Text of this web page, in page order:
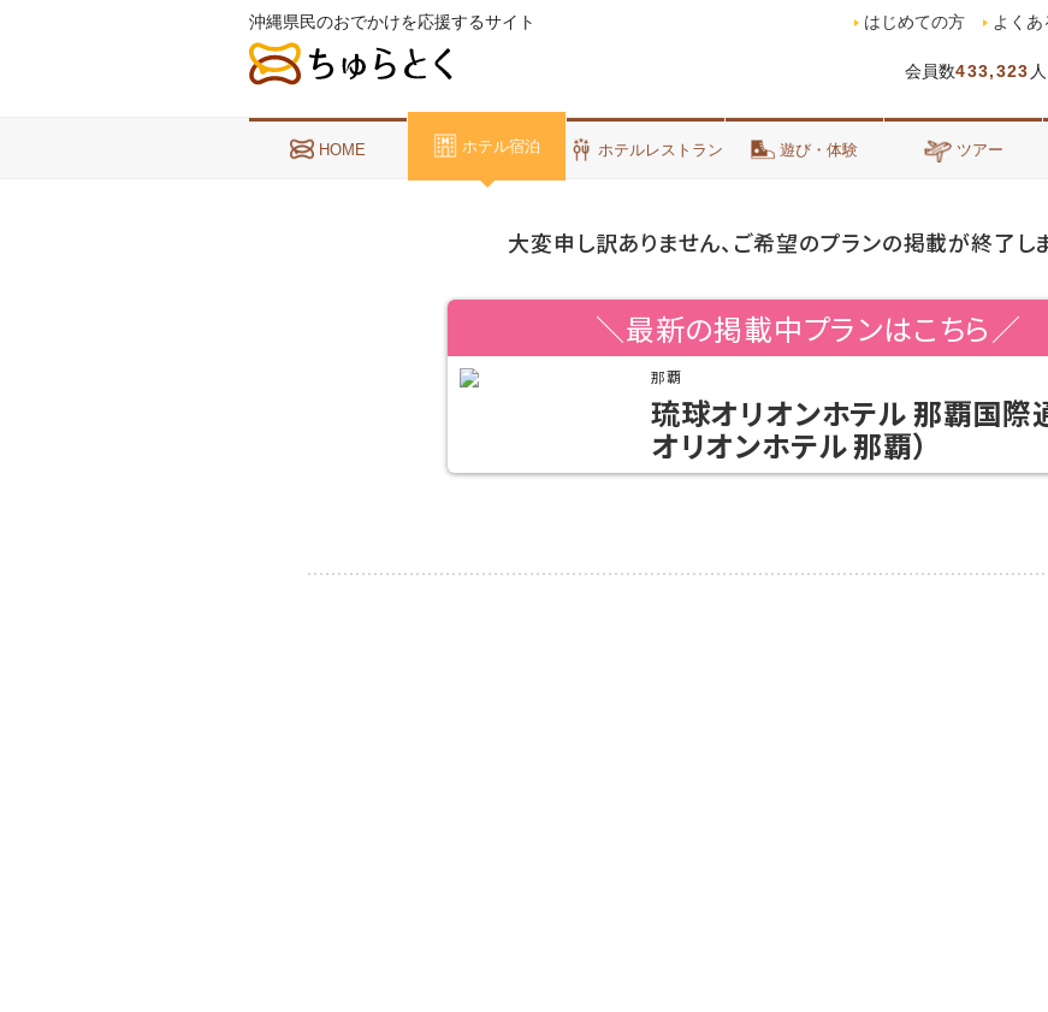
沖縄県民のおでかけを応援するサイト
会員数433,323
はじめての方 よくあ
HOME ホテル宿泊 ホテルレストラン 遊び・体験 ツアー
大変申し訳ありません、ご希望のプランの掲載が終了し
＼最新の掲載中プランはこちら／
那覇
琉球オリオンホテル 那覇国際
オリオンホテル 那覇）